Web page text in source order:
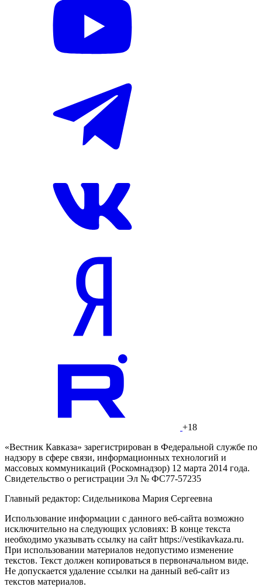
+18
«Вестник Кавказа» зарегистрирован в Федеральной службе по
надзору в сфере связи, информационных технологий и
массовых коммуникаций (Роскомнадзор) 12 марта 2014 года.
Свидетельство о регистрации Эл № ФС77-57235
Главный редактор: Сидельникова Мария Сергеевна
Использование информации с данного веб-сайта возможно
исключительно на следующих условиях: В конце текста
необходимо указывать ссылку на сайт https://vestikavkaza.ru.
При использовании материалов недопустимо изменение
текстов. Текст должен копироваться в первоначальном виде.
Не допускается удаление ссылки на данный веб-сайт из
текстов материалов.